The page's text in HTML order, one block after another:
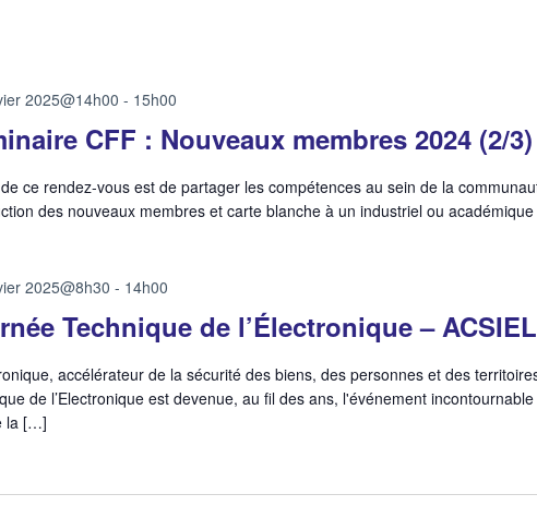
CFF : Nouveaux membres 2024 (2/3)
2025@14h00 - 15h00
ce rendez-vous est de partager les compétences au sein de la
des nouveaux membres et carte blanche à un industriel ou
Technique de l’Électronique – ACSIEL
2025@8h30 - 14h00
accélérateur de la sécurité des biens, des personnes et des
de l’Electronique est devenue, au fil des ans, l'événement
la […]